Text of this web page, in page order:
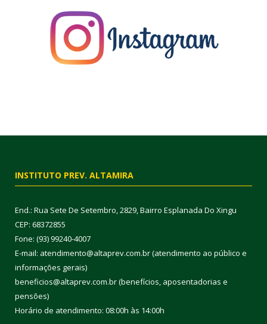
INSTITUTO PREV. ALTAMIRA
End.: Rua Sete De Setembro, 2829, Bairro Esplanada Do Xingu
CEP: 68372855
Fone: (93) 99240-4007
E-mail: atendimento@altaprev.com.br (atendimento ao público e
informações gerais)
beneficios@altaprev.com.br (benefícios, aposentadorias e
pensões)
Horário de atendimento: 08:00h às 14:00h